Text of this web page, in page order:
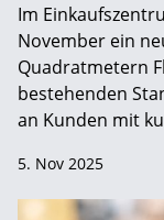
Im
November ein
Quadratmetern
bestehenden
an Kunden mit
5. Nov 2025